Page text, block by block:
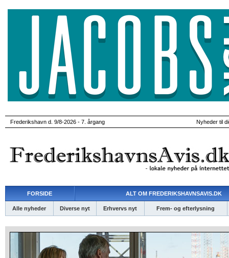
Frederikshavn d. 9/8-2026 - 7. årgang Nyheder til
FORSIDE ALT OM FREDERIKSHAVNSAVIS.DK
Alle nyheder Diverse nyt Erhvervs nyt Frem- og efterlysning